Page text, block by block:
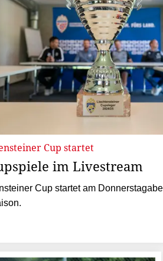
Cup startet
im Livestream
Cup startet am